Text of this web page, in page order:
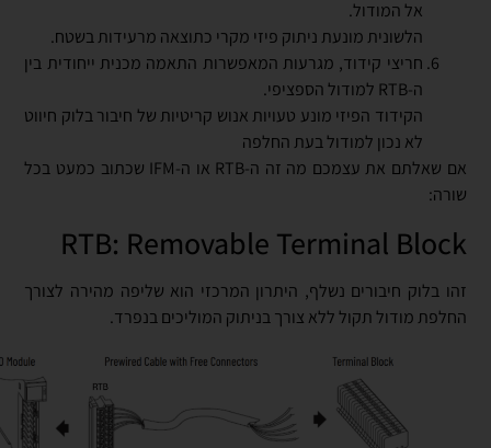
אל המודול.
הלשונית מונעת ניתוק פיזי מקרי כתוצאה מרעידות בשטח.
חריצי קידוד, מגרעות המאפשרות התאמה מכנית ייחודית בין
הקידוד הפיזי מונע טעויות אנוש קריטיות של חיבור בלוק חיווט
לא נכון למודול בעת החלפה
אם שאלתם את עצמכם מה זה ה-RTB או ה-IFM שכתוב כמעט בכל
שורה:
RTB: Removable Terminal Block
זהו בלוק חיבורים נשלף, היתרון המרכזי הוא שליפה מהירה לצורך
החלפת מודול תקול ללא צורך בניתוק המוליכים בנפרד.